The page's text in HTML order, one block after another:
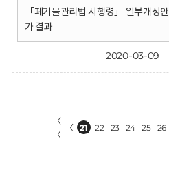
「폐기물관리법 시행령」 일부개정
가 결과
2020-03-09
〈
〈
〈 21 22 23 24 25 26